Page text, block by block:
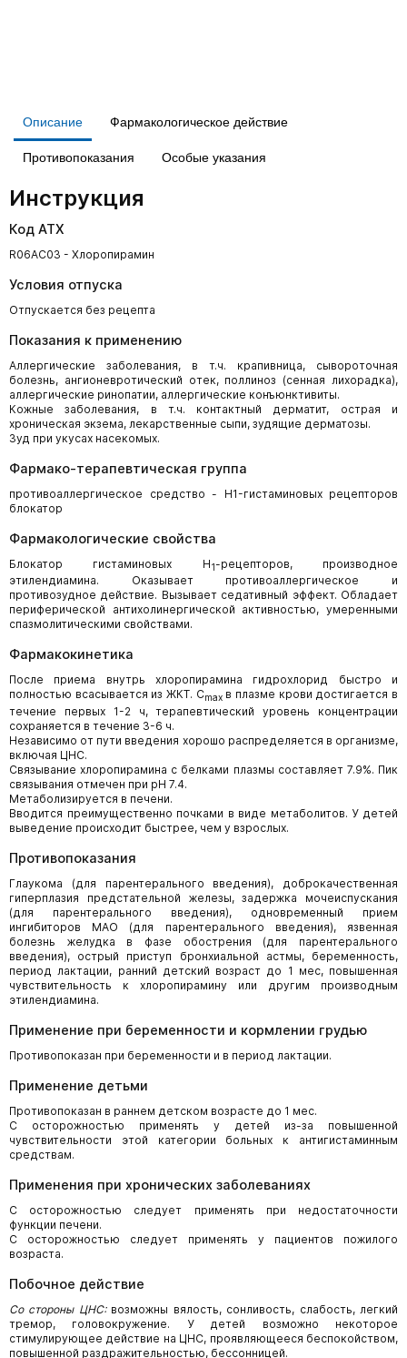
Описание Фармакологическое действие
Противопоказания Особые указания
Инструкция
Код АТХ
R06AC03 - Хлоропирамин
Условия отпуска
Отпускается без рецепта
Показания к применению
Аллергические заболевания, в т.ч. крапивница, сывороточная
болезнь, ангионевротический отек, поллиноз (сенная лихорадка),
аллергические ринопатии, аллергические конъюнктивиты.
Кожные заболевания, в т.ч. контактный дерматит, острая и
хроническая экзема, лекарственные сыпи, зудящие дерматозы.
Зуд при укусах насекомых.
Фармако-терапевтическая группа
противоаллергическое средство - H1-гистаминовых рецепторов
блокатор
Фармакологические свойства
Блокатор гистаминовых H1-рецепторов, производное
этилендиамина. Оказывает противоаллергическое и
противозудное действие. Вызывает седативный эффект. Обладает
периферической антихолинергической активностью, умеренными
спазмолитическими свойствами.
Фармакокинетика
После приема внутрь хлоропирамина гидрохлорид быстро и
полностью всасывается из ЖКТ. Cmaxв плазме крови достигается в
течение первых 1-2 ч, терапевтический уровень концентрации
сохраняется в течение 3-6 ч.
Независимо от пути введения хорошо распределяется в организме,
включая ЦНС.
Связывание хлоропирамина с белками плазмы составляет 7.9%. Пик
связывания отмечен при pH 7.4.
Метаболизируется в печени.
Вводится преимущественно почками в виде метаболитов. У детей
выведение происходит быстрее, чем у взрослых.
Противопоказания
Глаукома (для парентерального введения), доброкачественная
гиперплазия предстательной железы, задержка мочеиспускания
(для парентерального введения), одновременный прием
ингибиторов МАО (для парентерального введения), язвенная
болезнь желудка в фазе обострения (для парентерального
введения), острый приступ бронхиальной астмы, беременность,
период лактации, ранний детский возраст до 1 мес, повышенная
чувствительность к хлоропирамину или другим производным
этилендиамина.
Применение при беременности и кормлении грудью
Противопоказан при беременности и в период лактации.
Применение детьми
Противопоказан в раннем детском возрасте до 1 мес.
С осторожностью применять у детей из-за повышенной
чувствительности этой категории больных к антигистаминным
средствам.
Применения при хронических заболеваниях
С осторожностью следует применять при недостаточности
функции печени.
С осторожностью следует применять у пациентов пожилого
возраста.
Побочное действие
Со стороны ЦНС:возможны вялость, сонливость, слабость, легкий
тремор, головокружение. У детей возможно некоторое
стимулирующее действие на ЦНС, проявляющееся беспокойством,
повышенной раздражительностью, бессонницей.